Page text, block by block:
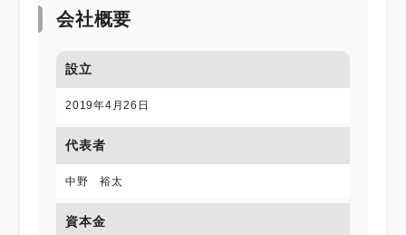
会社概要
設立
2019年4月26日
代表者
中野 裕太
資本金